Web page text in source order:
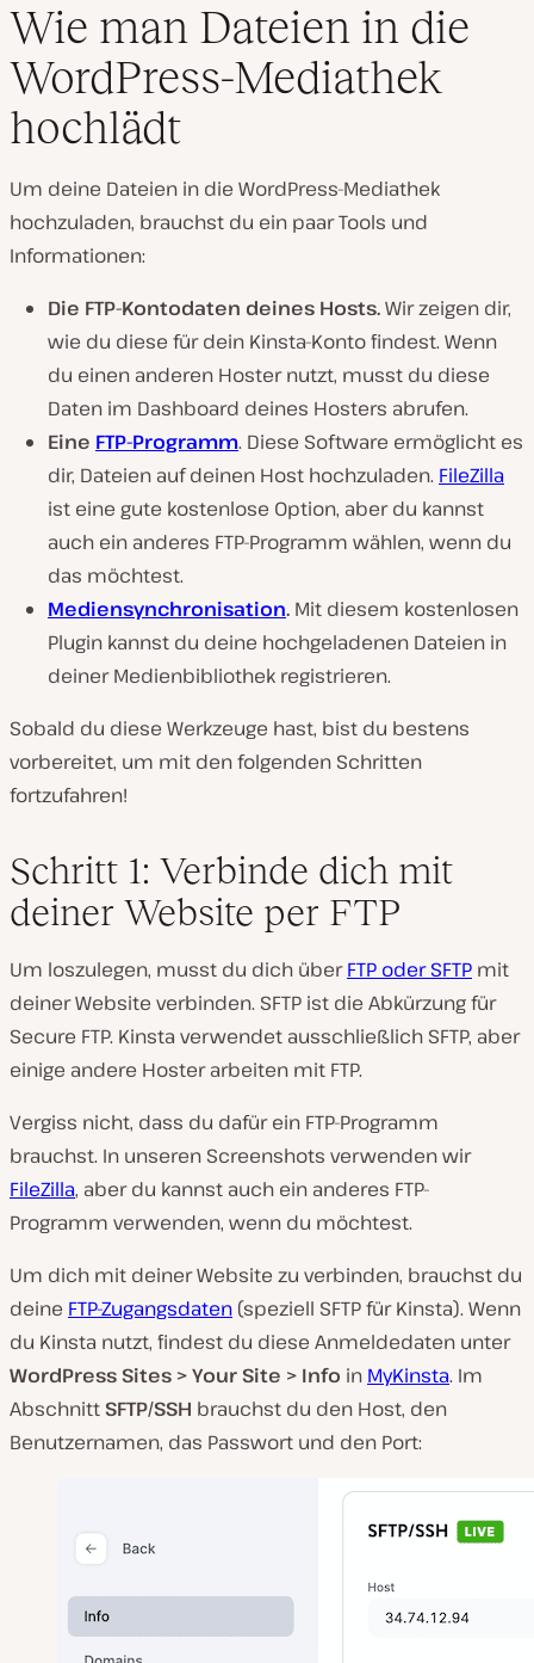
Wie man Dateien in die
WordPress-Mediathek
hochlädt
Um deine Dateien in die WordPress-Mediathek
hochzuladen, brauchst du ein paar Tools und
Informationen:
Die FTP-Kontodaten deines Hosts.Wir zeigen dir,
wie du diese für dein Kinsta-Konto findest. Wenn
du einen anderen Hoster nutzt, musst du diese
Daten im Dashboard deines Hosters abrufen.
Eine FTP-Programm. Diese Software ermöglicht es
dir, Dateien auf deinen Host hochzuladen. FileZilla
ist eine gute kostenlose Option, aber du kannst
auch ein anderes FTP-Programm wählen, wenn du
das möchtest.
Mediensynchronisation. Mit diesem kostenlosen
Plugin kannst du deine hochgeladenen Dateien in
deiner Medienbibliothek registrieren.
Sobald du diese Werkzeuge hast, bist du bestens
vorbereitet, um mit den folgenden Schritten
fortzufahren!
Schritt 1: Verbinde dich mit
deiner Website per FTP
Um loszulegen, musst du dich überFTP oder SFTP mit
deiner Website verbinden. SFTP ist die Abkürzung für
Secure FTP. Kinsta verwendet ausschließlich SFTP, aber
einige andere Hoster arbeiten mit FTP.
Vergiss nicht, dass du dafür ein FTP-Programm
brauchst. In unseren Screenshots verwenden wir
FileZilla, aber du kannst auch ein anderes FTP-
Programm verwenden, wenn du möchtest.
Um dich mit deiner Website zu verbinden, brauchst du
deine FTP-Zugangsdaten (speziell SFTP für Kinsta). Wenn
du Kinsta nutzt, findest du diese Anmeldedaten unter
WordPress Sites > Your Site > Info in MyKinsta. Im
Abschnitt SFTP/SSH brauchst du den Host, den
Benutzernamen, das Passwort und den Port: